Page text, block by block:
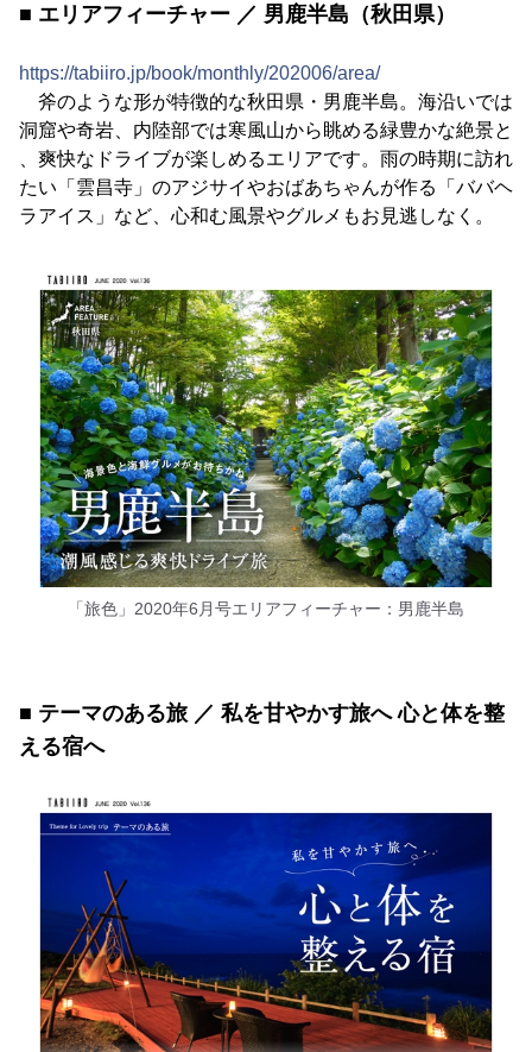
■ エリアフィーチャー ／ 男鹿半島（秋田県）
https://tabiiro.jp/book/monthly/202006/area/
斧のような形が特徴的な秋田県・男鹿半島。海沿いでは
洞窟や奇岩、内陸部では寒風山から眺める緑豊かな絶景と
、爽快なドライブが楽しめるエリアです。雨の時期に訪れ
たい「雲昌寺」のアジサイやおばあちゃんが作る「ババヘ
ラアイス」など、心和む風景やグルメもお見逃しなく。
「旅色」2020年6月号エリアフィーチャー：男鹿半島
■ テーマのある旅 ／ 私を甘やかす旅へ 心と体を整
える宿へ